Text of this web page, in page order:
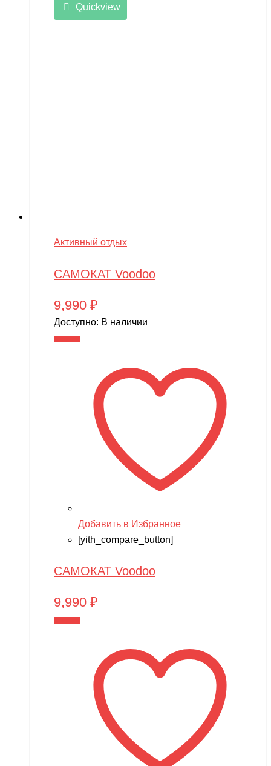
Quickview
Активный отдых
САМОКАТ Voodoo
9,990 ₽
Доступно: В наличии
Добавить в Избранное
[yith_compare_button]
САМОКАТ Voodoo
9,990 ₽